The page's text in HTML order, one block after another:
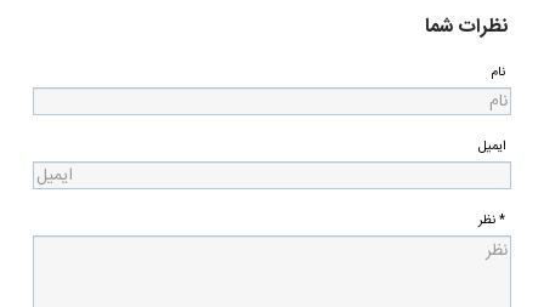
نظرات شما
نام
ایمیل
* نظر